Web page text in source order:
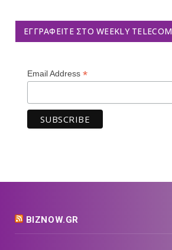
ΕΓΓΡΑΦΕΊΤΕ ΣΤΟ WEEKLY TELECOM
Email Address *
BIZNOW.GR